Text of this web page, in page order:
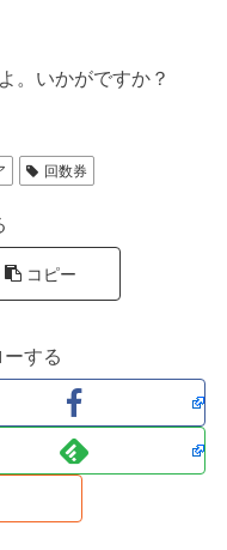
。いかがですか？
回数券
コピー
する